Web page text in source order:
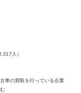
人）
車の買取を行っている企業